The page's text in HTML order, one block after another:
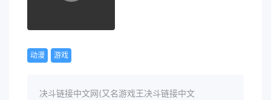
动漫 游戏
决斗链接中文网(又名游戏王决斗链接中文